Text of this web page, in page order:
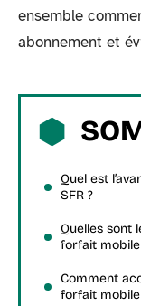
ensemble
abonnement et
Quel est
SFR ?
Quelles sont
forfait mobile
Comment
forfait mobile